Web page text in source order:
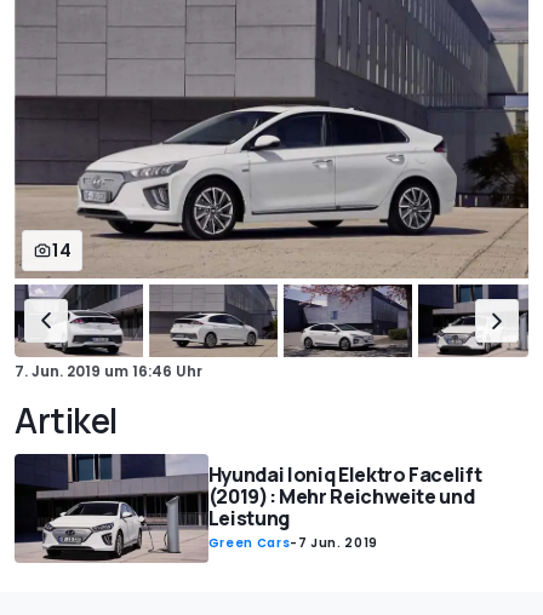
14
7. Jun. 2019 um16:46 Uhr
Artikel
Hyundai Ioniq Elektro Facelift
(2019): Mehr Reichweite und
Leistung
Green Cars- 7 Jun. 2019